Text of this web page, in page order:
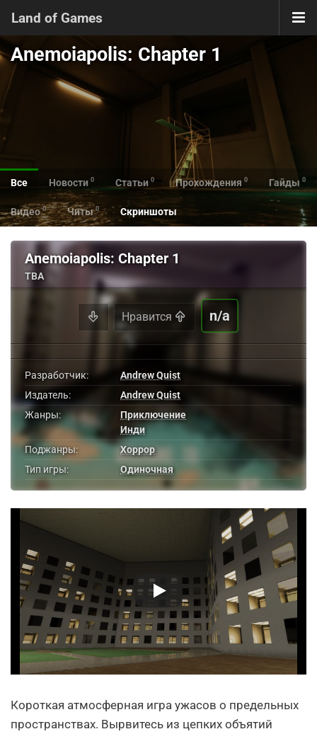
Land of Games
Anemoiapolis: Chapter 1
Все Новости 0 Статьи 0 Прохождения 0 Гайды 0
Видео 0 Читы 0 Скриншоты
Anemoiapolis: Chapter 1
TBA
Нравится n/a
Разработчик:
Andrew Quist
Издатель:
Andrew Quist
Жанры:
Приключение
Инди
Поджанры:
Хоррор
Тип игры:
Одиночная
Короткая атмосферная игра ужасов о предельных
пространствах. Вырвитесь из цепких объятий